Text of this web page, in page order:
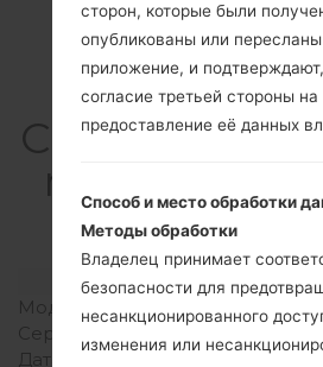
ng SM-
Модель и ее
Модель
Серия
Дата выпуска
сторон, которые были
опубликованы или пересланы
приложение, и
согласие третьей стороны на
предоставление её данных
Способ и место обработки
Методы обработки
Владелец принимает
безопасности для
несанкционированного
изменения или